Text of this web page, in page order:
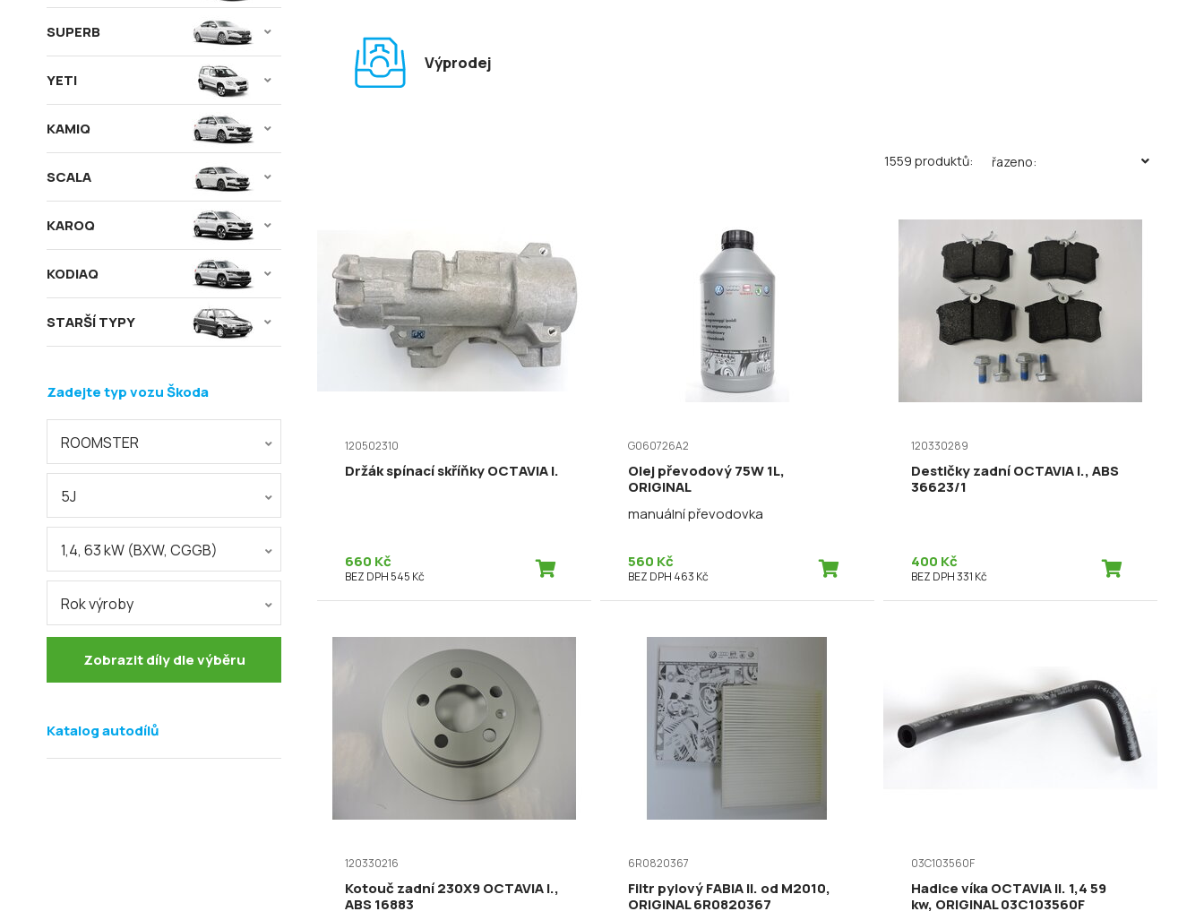
Výprodej
1559 produktů: řazeno:
120502310
Držák spínací skříňky OCTAVIA I.
660 Kč
BEZ DPH 545 Kč
G060726A2
Olej převodový 75W 1L,
ORIGINAL
manuální převodovka
560 Kč
BEZ DPH 463 Kč
120330289
Destičky zadní OCTAVIA I., ABS
36623/1
400 Kč
BEZ DPH 331 Kč
120330216
Kotouč zadní 230X9 OCTAVIA I.,
ABS 16883
6R0820367
Filtr pylový FABIA II. od M2010,
ORIGINAL 6R0820367
03C103560F
Hadice víka OCTAVIA II. 1,4 59
kw, ORIGINAL 03C103560F
SUPERB
YETI
KAMIQ
SCALA
KAROQ
KODIAQ
STARŠÍ TYPY
Zadejte typ vozu Škoda
ROOMSTER
5J
1,4, 63 kW (BXW, CGGB)
Rok výroby
Zobrazit díly dle výběru
Katalog autodílů